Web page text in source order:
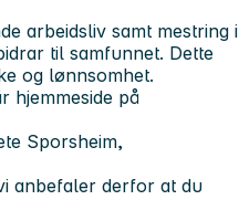
arbeidsliv samt mestring i
til samfunnet. Dette
og lønnsomhet.
hjemmeside på
Sporsheim,
anbefaler derfor at du